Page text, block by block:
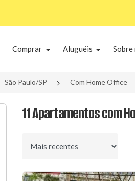
Comprar Aluguéis Sobre
São Paulo/SP Com Home Office
11 Apartamentos com
Ordenar por